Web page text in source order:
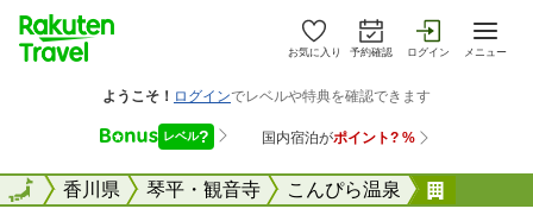
お気に入り 予約確認 ログイン メニュー
全国香川県 琴平・観音寺 こんぴら温泉
全国